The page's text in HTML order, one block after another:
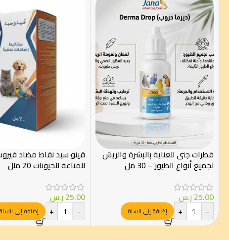
قطرات جنى للعناية بالبشرة والريش
لجميع أنواع الطيور – 30 مل
25.00ر.س
-
+ إضافة إلى السلة
قينو سيد نقاط مضاد
للمناعة للحيونات 20 ملل
25.00ر.س
-
+ إضافة إلى السلة